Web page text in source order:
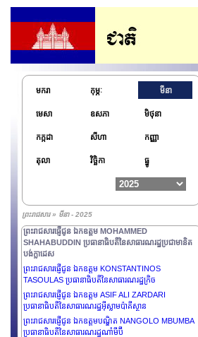
មករា កុម្ភៈ មីនា
មេសា ឧសភា មិថុនា
កក្កដា សីហា កញ្ញា
តុលា វិច្ឆិកា ធ្នូ
ព្រះរាជសារ » មីនា - 2025
ព្រះរាជសារផ្ញើជូន ឯកឧត្តម BASSIROU DIOMAYE
DIAKHAR FAYE ប្រធានាធិបតីនៃសាធារណរដ្ឋសេណេហ្គាល់
ព្រះរាជសារផ្ញើថ្វាយព្រះករុណាព្រះបាទ MAHA
VAJIRALONGKORN ព្រះមហាក្សត្រនៃព្រះរាជាណាចក្រ
ព្រះរាជសារផ្ញើជូន ឯកឧត្តមនាយឧត្តមសេនីយ៍ជាន់ខ្ពស់ MIN
AUNG HLAING ប្រធានក្រុមប្រឹក្សារដ្ឋបាលរដ្ឋ នាយករដ្ឋមន្ត្រី
នៃសាធារណរដ្ឋសហភាពមីយ៉ាន់ម៉ា
ព្រះរាជសារផ្ញើជូន ឯកឧត្តម MOHAMMED
SHAHABUDDIN ប្រធានាធិបតីនៃសាធារណរដ្ឋប្រជាមានិត
បង់ក្លាដេស
ព្រះរាជសារផ្ញើជូន ឯកឧត្តម KONSTANTINOS
TASOULAS ប្រធានាធិបតីនៃសាធារណរដ្ឋក្រិច
ព្រះរាជសារផ្ញើជូន ឯកឧត្តម ASIF ALI ZARDARI
ប្រធានាធិបតីនៃសាធារណរដ្ឋអ៊ីស្លាមប៉ាគីស្ថាន
ព្រះរាជសារផ្ញើជូន ឯកឧត្តមបណ្ឌិត NANGOLO MBUMBA
ប្រធានាធិបតីនៃសាធារណរដ្ឋណាំមីប៊ី